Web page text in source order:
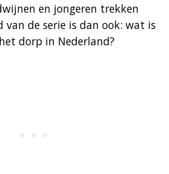
en jongeren trekken
van de serie is dan ook: wat is
dorp in Nederland?